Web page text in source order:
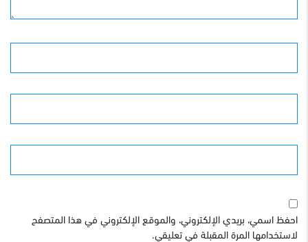
احفظ اسمي، بريدي الإلكتروني، والموقع الإلكتروني في هذا المتصفح
لاستخدامها المرة المقبلة في تعليقي.